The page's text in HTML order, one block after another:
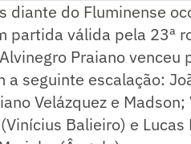
diante do Fluminense
partida válida pela 23ª
Praiano venceu
a seguinte escalação:
Velázquez e
Balieiro) e